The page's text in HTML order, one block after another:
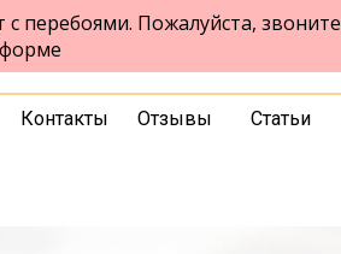
перебоями. Пожалуйста, звоните
Контакты Отзывы Статьи
проспект Ленина, 55, офис 706
пн-пт 10:00-18:00